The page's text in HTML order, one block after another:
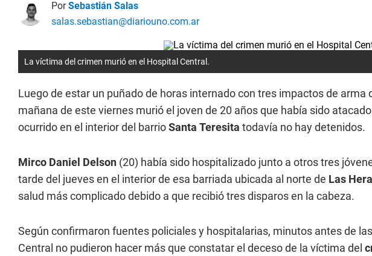
PorSebastián Salas
salas.sebastian@diariouno.com.ar
La víctima del crimen murió en el Hospital Central.
Luego de estar un puñado de horas internado con tres impactos de arma
mañana de este viernes murió el joven de 20 años que había sido
ocurrido en el interior del barrioSanta Teresita todavía no hay detenidos.
Mirco Daniel Delson (20) había sido hospitalizado junto a otros tres
tarde del jueves en el interior de esa barriada ubicada al norte de Las
salud más complicado debido a que recibió tres disparos en la cabeza.
Según confirmaron fuentes policiales y hospitalarias, minutos antes de
Central no pudieron hacer más que constatar el deceso de la víctima del